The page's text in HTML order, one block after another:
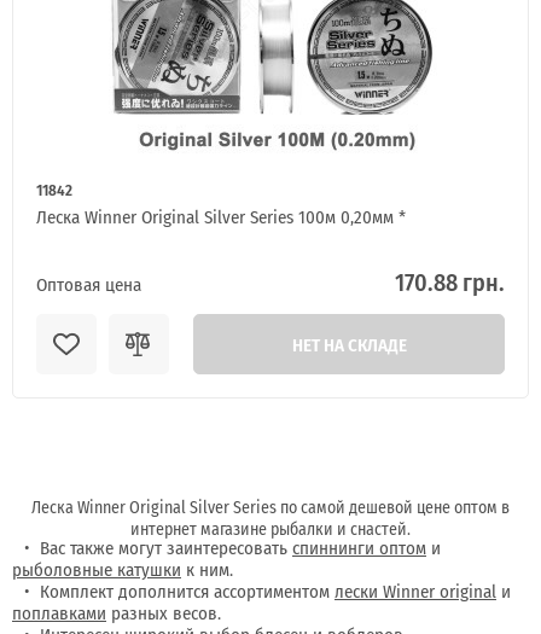
11842
Леска Winner Original Silver Series 100м 0,20мм *
Оптовая цена 170.88 грн.
НЕТ НА СКЛАДЕ
Леска Winner Original Silver Series по самой дешевой цене оптом в
интернет магазине рыбалки и снастей.
Вас также могут заинтересоватьспиннинги оптом и
рыболовные катушки к ним.
Комплект дополнится ассортиментомлески Winner original и
поплавками разных весов.